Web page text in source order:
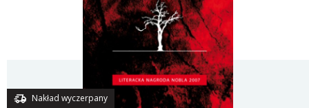
Nakład wyczerpany